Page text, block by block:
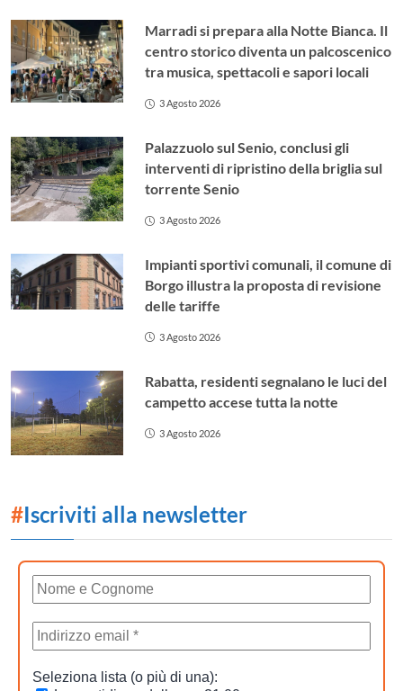
Marradi si prepara alla Notte Bianca. Il
centro storico diventa un palcoscenico
tra musica, spettacoli e sapori locali
3 Agosto 2026
Palazzuolo sul Senio, conclusi gli
interventi di ripristino della briglia sul
torrente Senio
3 Agosto 2026
Impianti sportivi comunali, il comune di
Borgo illustra la proposta di revisione
delle tariffe
3 Agosto 2026
Rabatta, residenti segnalano le luci del
campetto accese tutta la notte
3 Agosto 2026
#Iscriviti alla newsletter